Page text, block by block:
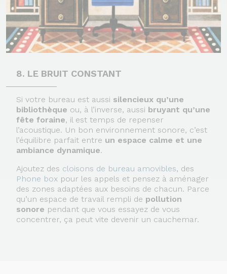
8. LE BRUIT CONSTANT
Si votre bureau est aussi silencieux qu’une
bibliothèque ou, à l’inverse, aussi bruyant qu’une
fête foraine, il est temps de repenser
l’acoustique. Un bon environnement sonore, c’est
l’équilibre parfait entre un espace calme et une
ambiance dynamique.
Ajoutez des cloisons de bureau amovibles, des
Phone box pour les appels et pensez à aménager
des zones adaptées aux besoins de chacun. Parce
qu’un espace de travail rempli de pollution
sonore pendant que vous essayez de vous
concentrer, ça peut vite devenir un cauchemar.